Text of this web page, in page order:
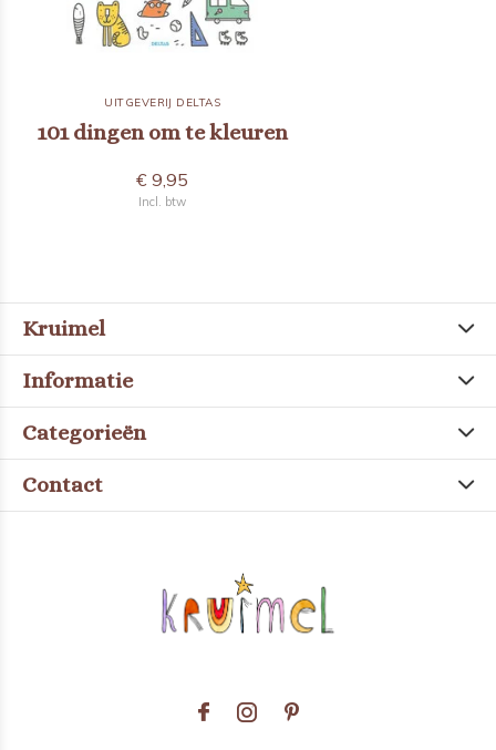
UITGEVERIJ DELTAS
101 dingen om te kleuren
€ 9,95
Incl. btw
Kruimel
Informatie
Categorieën
Contact